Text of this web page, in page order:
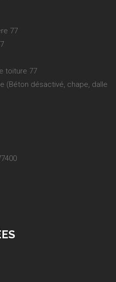
77
toiture 77
(Béton désactivé, chape, dalle